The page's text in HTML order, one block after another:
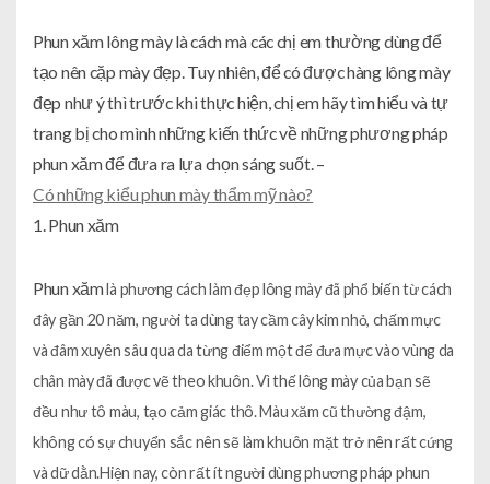
Phun xăm lông mày là cách mà các chị em thường dùng để
tạo nên cặp mày đẹp. Tuy nhiên, để có được hàng lông mày
đẹp như ý thì trước khi thực hiện, chị em hãy tìm hiểu và tự
trang bị cho mình những kiến thức về những phương pháp
phun xăm để đưa ra lựa chọn sáng suốt. –
Có những kiểu phun mày thẩm mỹ nào?
1. Phun xăm
Phun xămlà phương cách làm đẹp lông mày đã phổ biến từ cách
đây gần 20 năm, người ta dùng tay cầm cây kim nhỏ, chấm mực
và đâm xuyên sâu qua da từng điểm một để đưa mực vào vùng da
chân mày đã được vẽ theo khuôn. Vì thế lông mày của bạn sẽ
đều như tô màu, tạo cảm giác thô. Màu xăm cũ thường đậm,
không có sự chuyển sắc nên sẽ làm khuôn mặt trở nên rất cứng
và dữ dằn.Hiện nay, còn rất ít người dùng phương pháp phun